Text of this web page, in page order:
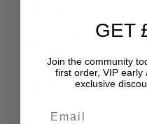
Iraq (GBP
Ireland
GET
Join the community
first order, VIP early
exclusive